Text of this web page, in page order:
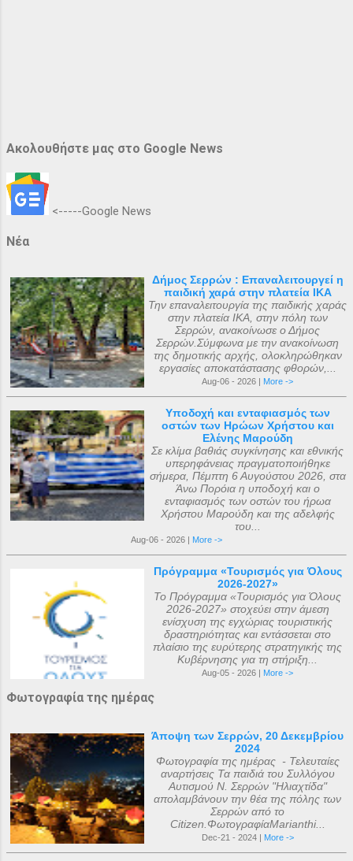
Ακολουθήστε μας στο Google News
<-----Google News
Νέα
Δήμος Σερρών : Επαναλειτουργεί η
παιδική χαρά στην πλατεία ΙΚΑ
Την επαναλειτουργία της παιδικής χαράς
στην πλατεία ΙΚΑ, στην πόλη των
Σερρών, ανακοίνωσε ο Δήμος
Σερρών.Σύμφωνα με την ανακοίνωση
της δημοτικής αρχής, ολοκληρώθηκαν
εργασίες αποκατάστασης φθορών,...
Aug-06 - 2026 | More ->
Υποδοχή και ενταφιασμός των
οστών των Ηρώων Χρήστου και
Ελένης Μαρούδη
Σε κλίμα βαθιάς συγκίνησης και εθνικής
υπερηφάνειας πραγματοποιήθηκε
σήμερα, Πέμπτη 6 Αυγούστου 2026, στα
Άνω Πορόια η υποδοχή και ο
ενταφιασμός των οστών του ήρωα
Χρήστου Μαρούδη και της αδελφής
του...
Aug-06 - 2026 | More ->
Πρόγραμμα «Τουρισμός για Όλους
2026-2027»
Το Πρόγραμμα «Τουρισμός για Όλους
2026-2027» στοχεύει στην άμεση
ενίσχυση της εγχώριας τουριστικής
δραστηριότητας και εντάσσεται στο
πλαίσιο της ευρύτερης στρατηγικής της
Κυβέρνησης για τη στήριξη...
Aug-05 - 2026 | More ->
Φωτογραφία της ημέρας
Άποψη των Σερρών, 20 Δεκεμβρίου
2024
Φωτογραφία της ημέρας - Τελευταίες
αναρτήσεις Τα παιδιά του Συλλόγου
Αυτισμού Ν. Σερρών "Ηλιαχτίδα"
απολαμβάνουν την θέα της πόλης των
Σερρών από το
Citizen.ΦωτογραφίαMarianthi...
Dec-21 - 2024 | More ->